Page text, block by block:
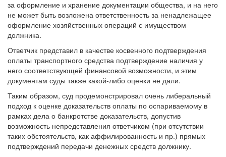
не может быть возложена ответственность за ненадлежащее
оформление хозяйственных операций с имуществом
должника.
Ответчик представил в качестве косвенного подтверждения
оплаты транспортного средства подтверждение наличия у
него соответствующей финансовой возможности, и этим
документам суды также какой-либо оценки не дали.
Таким образом, суд продемонстрировал очень либеральный
подход к оценке доказательств оплаты по оспариваемому в
рамках дела о банкротстве доказательств, допустив
возможность непредставления ответчиком (при отсутствии
таких обстоятельств, как аффилированность и пр.) прямых
подтверждений передачи денежных средств должнику.
Фото:Freepik